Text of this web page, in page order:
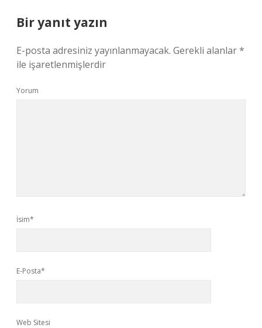
Bir yanıt yazın
E-posta adresiniz yayınlanmayacak. Gerekli alanlar*
ile işaretlenmişlerdir
Yorum
İsim*
E-Posta*
Web Sitesi